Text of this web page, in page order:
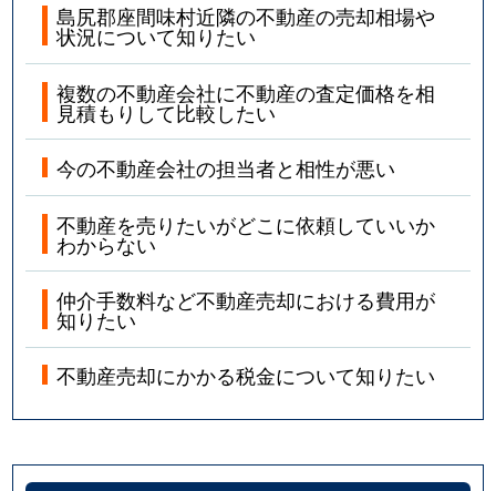
島尻郡座間味村近隣の不動産の売却相場や
状況について知りたい
複数の不動産会社に不動産の査定価格を相
見積もりして比較したい
今の不動産会社の担当者と相性が悪い
不動産を売りたいがどこに依頼していいか
わからない
仲介手数料など不動産売却における費用が
知りたい
不動産売却にかかる税金について知りたい